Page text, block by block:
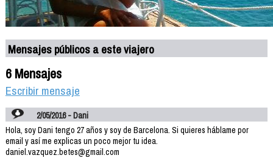
Mensajes públicos a este viajero
6 Mensajes
Escribir mensaje
2/05/2016 - Dani
Hola, soy Dani tengo 27 años y soy de Barcelona. Si quieres háblame por
email y así me explicas un poco mejor tu idea.
daniel.vazquez.betes@gmail.com